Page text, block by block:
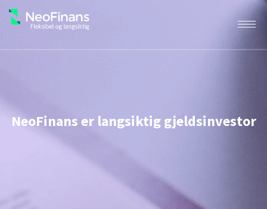
NeoFinans er langsiktig gjeldsinvestor